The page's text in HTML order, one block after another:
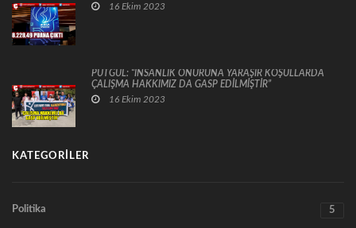
16 Ekim 2023
PUTGÜL: “İNSANLIK ONURUNA YARAŞIR KOŞULLARDA
ÇALIŞMA HAKKIMIZ DA GASP EDİLMİŞTİR”
16 Ekim 2023
KATEGORILER
Politika 5